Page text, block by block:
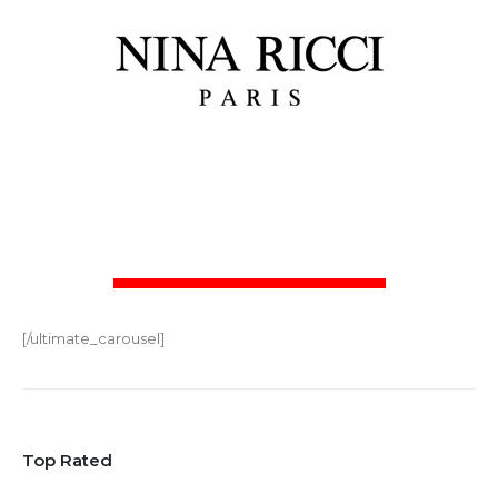
[/ultimate_carousel]
Top Rated